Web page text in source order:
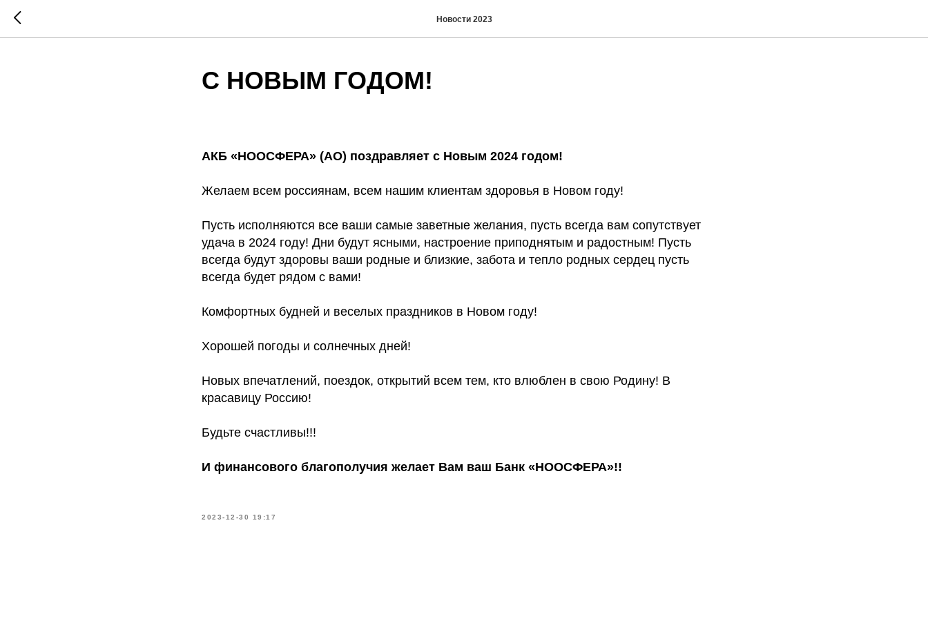
Новости 2023
С НОВЫМ ГОДОМ!
АКБ «НООСФЕРА» (АО) поздравляет с Новым 2024 годом!
Желаем всем россиянам, всем нашим клиентам здоровья в Новом году!
Пусть исполняются все ваши самые заветные желания, пусть всегда вам сопутствует
удача в 2024 году! Дни будут ясными, настроение приподнятым и радостным! Пусть
всегда будут здоровы ваши родные и близкие, забота и тепло родных сердец пусть
всегда будет рядом с вами!
Комфортных будней и веселых праздников в Новом году!
Хорошей погоды и солнечных дней!
Новых впечатлений, поездок, открытий всем тем, кто влюблен в свою Родину! В
красавицу Россию!
Будьте счастливы!!!
И финансового благополучия желает Вам ваш Банк «НООСФЕРА»!!
2023-12-30 19:17